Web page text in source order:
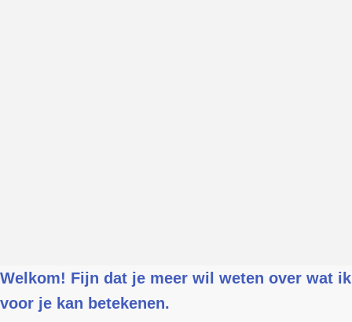
Welkom! Fijn dat je meer wil weten over wat ik
voor je kan betekenen.